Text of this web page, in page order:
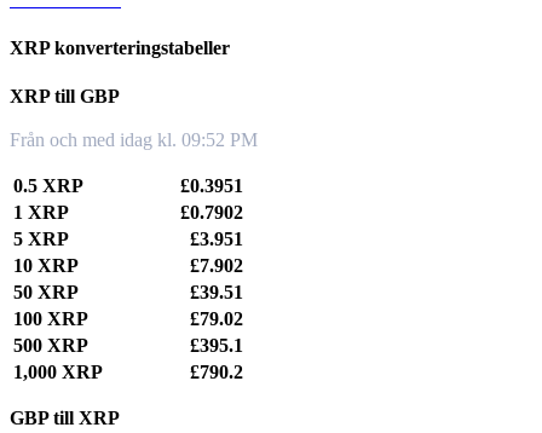
XRP konverteringstabeller
XRP till GBP
Från och med idag kl. 09:52 PM
0.5 XRP
£0.3951
1 XRP
£0.7902
5 XRP
£3.951
10 XRP
£7.902
50 XRP
£39.51
100 XRP
£79.02
500 XRP
£395.1
1,000 XRP
£790.2
GBP till XRP